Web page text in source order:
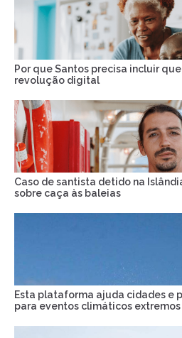
Por que Santos precisa incluir
revolução digital
Caso de santista detido na
sobre caça às baleias
Esta plataforma ajuda cidades e
para eventos climáticos extremos